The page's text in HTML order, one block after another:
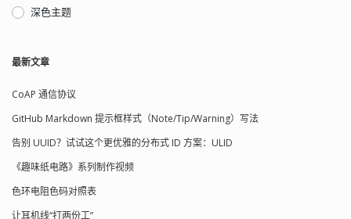
深色主题
最新文章
CoAP 通信协议
GitHub Markdown 提示框样式（Note/Tip/Warning）写法
告别 UUID？试试这个更优雅的分布式 ID 方案：ULID
《趣味纸电路》系列制作视频
色环电阻色码对照表
让耳机线“打两份工”